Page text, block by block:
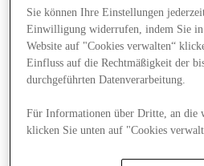
Sie können Ihre Einstellungen
Einwilligung widerrufen, indem Sie in
Website auf "Cookies verwalten“
Einfluss auf die Rechtmäßigkeit der
durchgeführten Datenverarbeitung.
Für Informationen über Dritte, an die
klicken Sie unten auf "Cookies